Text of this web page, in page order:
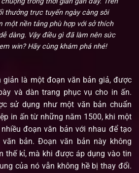
thưởng trực tuyến ngày càng sôi
một nền tảng phù hợp với sở thích
dàng. Vậy điều gì đã làm nên sức
win? Hãy cùng khám phá nhé!
giản là một đoạn văn bản giả, được
và dàn trang phục vụ cho in ấn.
sử dụng như một văn bản chuẩn
in ấn từ những năm 1500, khi một
đoạn văn bản với nhau để tạo
bản. Đoạn văn bản này không
thế kỉ, mà khi được áp dụng vào tin
của nó vẫn không hề bị thay đổi.